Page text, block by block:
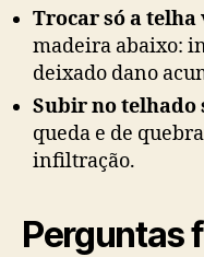
Trocar só a
madeira abaixo:
deixado dano
Subir no telhado
queda e de
infiltração.
Perguntas